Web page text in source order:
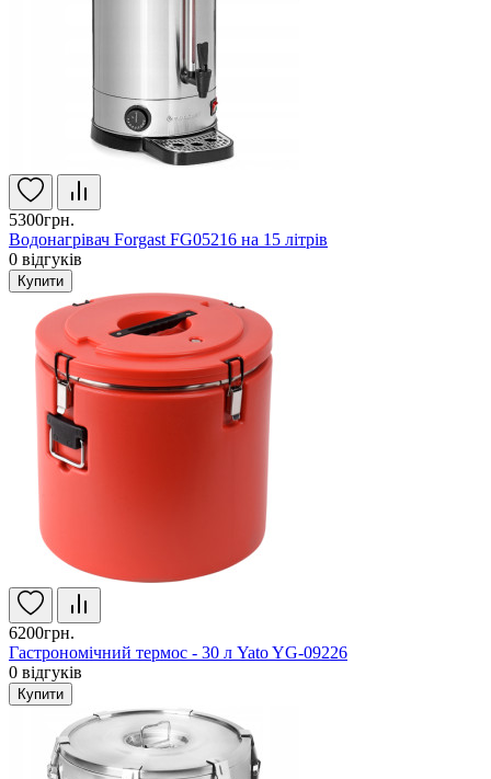
5300грн.
Водонагрівач Forgast FG05216 на 15 літрів
0 відгуків
Купити
6200грн.
Гастрономічний термос - 30 л Yato YG-09226
0 відгуків
Купити